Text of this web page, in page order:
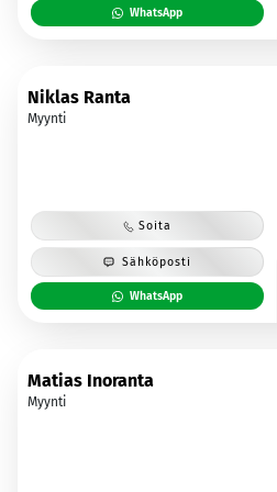
WhatsApp
Niklas Ranta
Myynti
Soita
Sähköposti
WhatsApp
Matias Inoranta
Myynti